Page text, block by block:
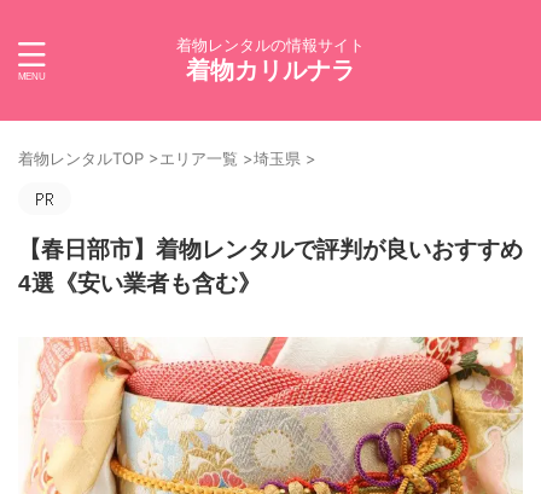
着物レンタルの情報サイト
着物カリルナラ
着物レンタルTOP >エリア一覧 >埼玉県 >
【春日部市】着物レンタルで評判が良いおすすめ
4選《安い業者も含む》